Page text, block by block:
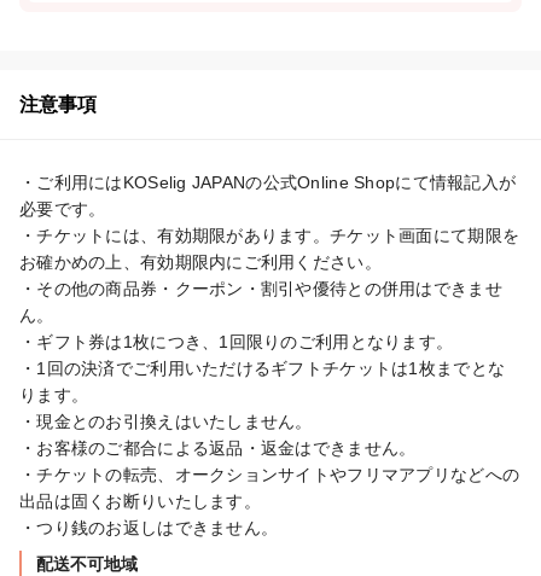
注意事項
・ご利用にはKOSelig JAPANの公式Online Shopにて情報記入が
必要です。
・チケットには、有効期限があります。チケット画面にて期限を
お確かめの上、有効期限内にご利用ください。
・その他の商品券・クーポン・割引や優待との併用はできませ
ん。
・ギフト券は1枚につき、1回限りのご利用となります。
・1回の決済でご利用いただけるギフトチケットは1枚までとな
ります。
・現金とのお引換えはいたしません。
・お客様のご都合による返品・返金はできません。
・チケットの転売、オークションサイトやフリマアプリなどへの
出品は固くお断りいたします。
・つり銭のお返しはできません。
配送不可地域